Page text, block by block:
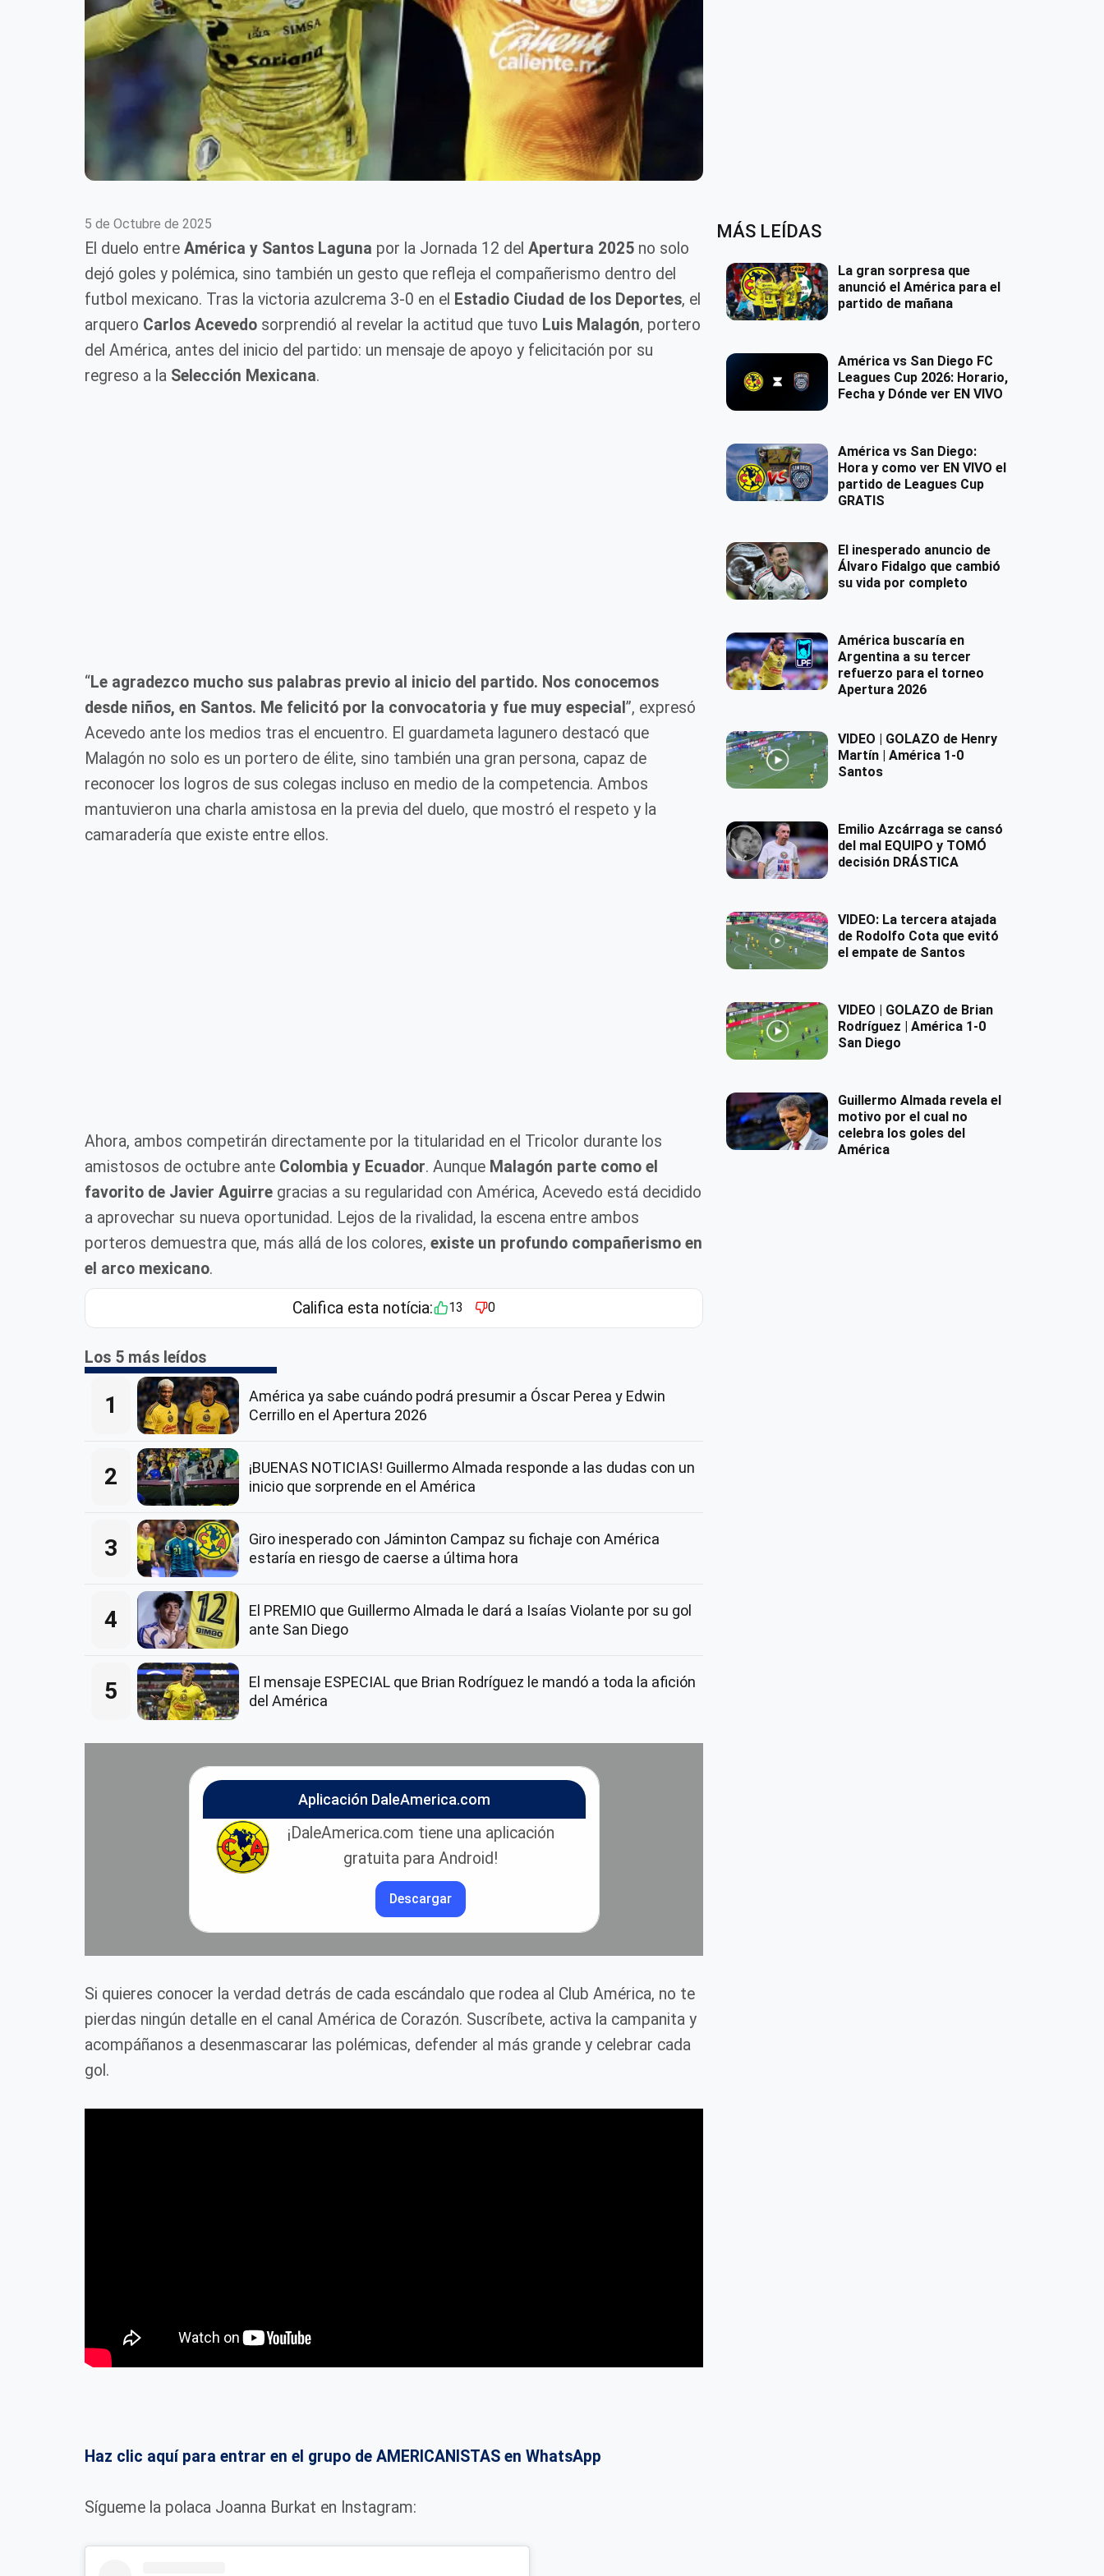
5 de Octubre de 2025
El duelo entre América y Santos Laguna por la Jornada 12 del Apertura 2025 no solo
dejó goles y polémica, sino también un gesto que refleja el compañerismo dentro del
futbol mexicano. Tras la victoria azulcrema 3-0 en el Estadio Ciudad de los Deportes, el
arquero Carlos Acevedo sorprendió al revelar la actitud que tuvo Luis Malagón, portero
del América, antes del inicio del partido: un mensaje de apoyo y felicitación por su
regreso a la Selección Mexicana.
“Le agradezco mucho sus palabras previo al inicio del partido. Nos conocemos
desde niños, en Santos. Me felicitó por la convocatoria y fue muy especial ”, expresó
Acevedo ante los medios tras el encuentro. El guardameta lagunero destacó que
Malagón no solo es un portero de élite, sino también una gran persona, capaz de
reconocer los logros de sus colegas incluso en medio de la competencia. Ambos
mantuvieron una charla amistosa en la previa del duelo, que mostró el respeto y la
camaradería que existe entre ellos.
Ahora, ambos competirán directamente por la titularidad en el Tricolor durante los
amistosos de octubre ante Colombia y Ecuador. Aunque Malagón parte como el
favorito de Javier Aguirre gracias a su regularidad con América, Acevedo está decidido
a aprovechar su nueva oportunidad. Lejos de la rivalidad, la escena entre ambos
porteros demuestra que, más allá de los colores, existe un profundo compañerismo en
el arco mexicano.
Califica esta notícia: 13 0
Los 5 más leídos
1
América ya sabe cuándo podrá presumir a Óscar Perea y Edwin
Cerrillo en el Apertura 2026
2
¡BUENAS NOTICIAS! Guillermo Almada responde a las dudas con un
inicio que sorprende en el América
3
Giro inesperado con Jáminton Campaz su fichaje con América
estaría en riesgo de caerse a última hora
4
El PREMIO que Guillermo Almada le dará a Isaías Violante por su gol
ante San Diego
5
El mensaje ESPECIAL que Brian Rodríguez le mandó a toda la afición
del América
Aplicación DaleAmerica.com
¡DaleAmerica.com tiene una aplicación
gratuita para Android!
Descargar
Si quieres conocer la verdad detrás de cada escándalo que rodea al Club América, no te
pierdas ningún detalle en el canal América de Corazón. Suscríbete, activa la campanita y
acompáñanos a desenmascarar las polémicas, defender al más grande y celebrar cada
gol.
Haz clic aquí para entrar en el grupo de AMERICANISTAS en WhatsApp
Sígueme la polaca Joanna Burkat en Instagram:
MÁS LEÍDAS
La gran sorpresa que
anunció el América para el
partido de mañana
América vs San Diego FC
Leagues Cup 2026: Horario,
Fecha y Dónde ver EN VIVO
América vs San Diego:
Hora y como ver EN VIVO el
partido de Leagues Cup
GRATIS
El inesperado anuncio de
Álvaro Fidalgo que cambió
su vida por completo
América buscaría en
Argentina a su tercer
refuerzo para el torneo
Apertura 2026
VIDEO | GOLAZO de Henry
Martín | América 1-0
Santos
Emilio Azcárraga se cansó
del mal EQUIPO y TOMÓ
decisión DRÁSTICA
VIDEO: La tercera atajada
de Rodolfo Cota que evitó
el empate de Santos
VIDEO | GOLAZO de Brian
Rodríguez | América 1-0
San Diego
Guillermo Almada revela el
motivo por el cual no
celebra los goles del
América